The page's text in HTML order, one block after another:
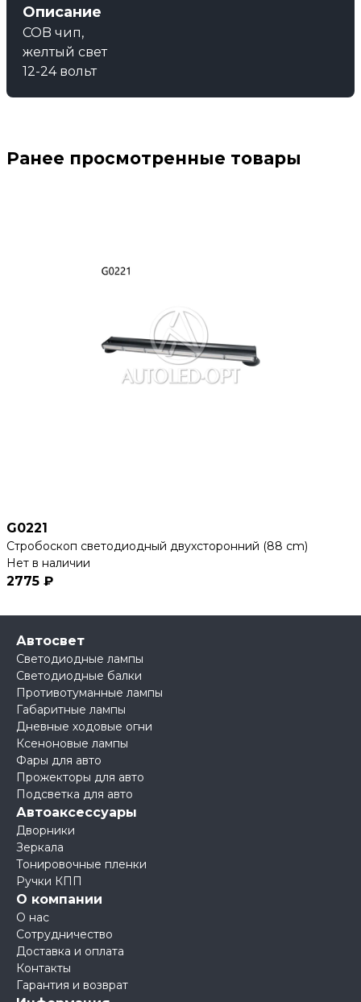
Описание
COB чип,
желтый свет
12-24 вольт
Ранее просмотренные товары
G0221
Стробоскоп светодиодный двухсторонний (88 cm)
Нет в наличии
2775 ₽
Автосвет
Светодиодные лампы
Светодиодные балки
Противотуманные лампы
Габаритные лампы
Дневные ходовые огни
Ксеноновые лампы
Фары для авто
Прожекторы для авто
Подсветка для авто
Автоаксессуары
Дворники
Зеркала
Тонировочные пленки
Ручки КПП
О компании
О нас
Сотрудничество
Доставка и оплата
Контакты
Гарантия и возврат